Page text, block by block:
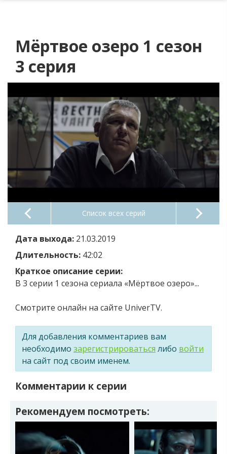
Мёртвое озеро 1 сезон
3 серия
Список всех серий
Дата выхода: 21.03.2019
Длительность: 42:02
Краткое описание серии:
В 3 серии 1 сезона сериала «Мёртвое озеро»...
Смотрите онлайн на сайте UniverTV.
Для добавления комментариев вам
необходимо зарегистрироваться либо войти
на сайт под своим именем.
Комментарии к серии
Рекомендуем посмотреть: